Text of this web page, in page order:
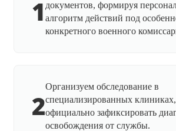
1 документов, формируя
алгоритм действий под
конкретного военного
2
Организуем обследование в
специализированных
официально зафиксировать
освобождения от службы.